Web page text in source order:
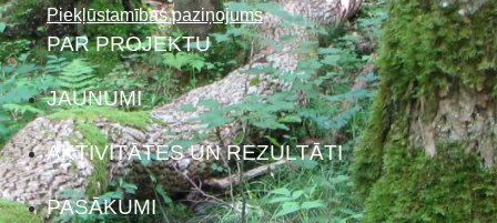
Piekļūstamības paziņojums
PAR PROJEKTU
JAUNUMI
AKTIVITĀTES UN REZULTĀTI
PASĀKUMI